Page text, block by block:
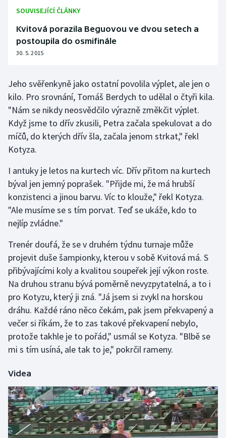
Parasport
Plavání
Ragby
Rychlobruslení
Rychlostní kanoistika
Short track
Sportovní střelba
Stolní tenis
Triatlon
Veslování
Vodní slalom
Volejbal
Ostatní
SOUVISEJÍCÍ ČLÁNKY
Kvitová porazila Beguovou ve dvou setech a
postoupila do osmifinále
30. 5. 2015
Jeho svěřenkyně jako ostatní povolila výplet, ale jen o
kilo. Pro srovnání, Tomáš Berdych to udělal o čtyři kila.
"Nám se nikdy neosvědčilo výrazně změkčit výplet.
Když jsme to dřív zkusili, Petra začala spekulovat a do
míčů, do kterých dřív šla, začala jenom strkat," řekl
Kotyza.
I antuky je letos na kurtech víc. Dřív přitom na kurtech
býval jen jemný poprašek. "Přijde mi, že má hrubší
konzistenci a jinou barvu. Víc to klouže," řekl Kotyza.
"Ale musíme se s tím porvat. Teď se ukáže, kdo to
nejlíp zvládne."
Trenér doufá, že se v druhém týdnu turnaje může
projevit duše šampionky, kterou v sobě Kvitová má. S
přibývajícími koly a kvalitou soupeřek její výkon roste.
Na druhou stranu bývá poměrně nevyzpytatelná, a to i
pro Kotyzu, který ji zná. "Já jsem si zvykl na horskou
dráhu. Každé ráno něco čekám, pak jsem překvapený a
večer si říkám, že to zas takové překvapení nebylo,
protože takhle je to pořád," usmál se Kotyza. "Blbě se
mi s tím usíná, ale tak to je," pokrčil rameny.
Videa